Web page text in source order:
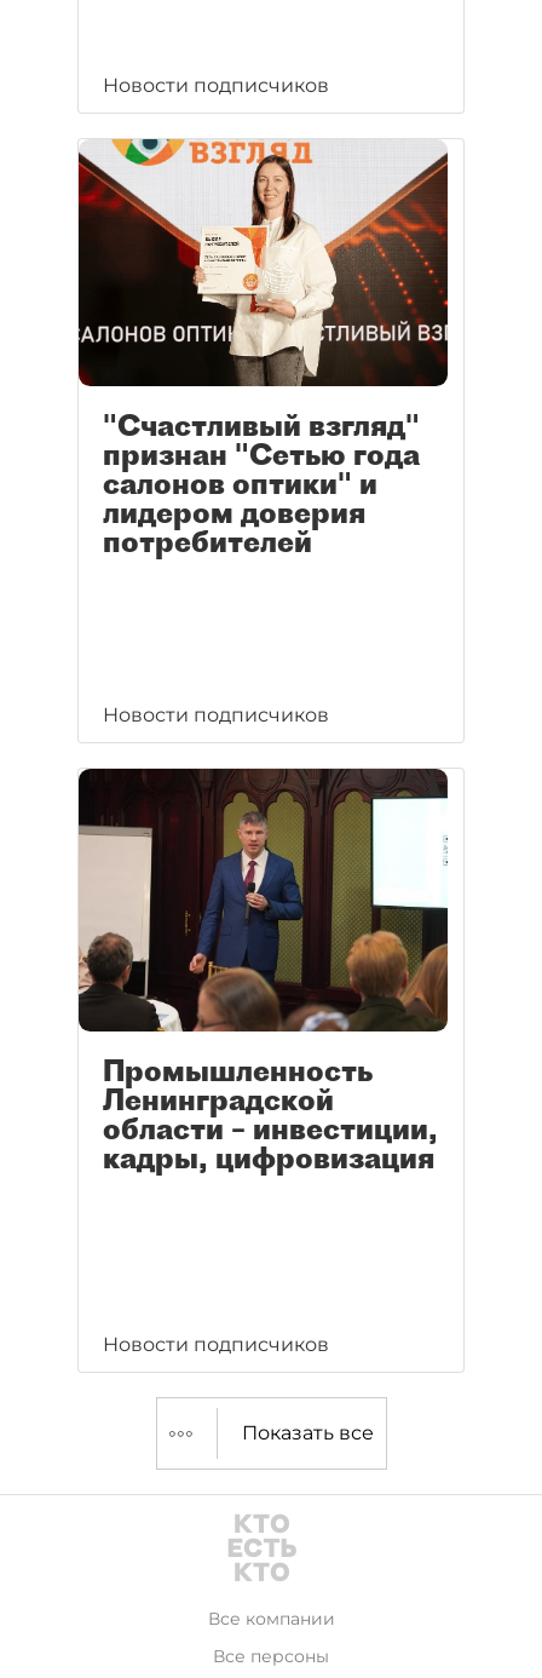
Новости подписчиков
"Счастливый взгляд"
признан "Сетью года
салонов оптики" и
лидером доверия
потребителей
Новости подписчиков
Промышленность
Ленинградской
области – инвестиции,
кадры, цифровизация
Новости подписчиков
Показать все
Все компании
Все персоны